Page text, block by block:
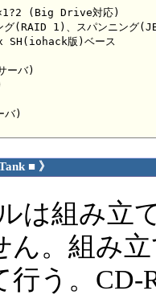
バ)
■ 》
は組み立
ん。組み
行う。CD-